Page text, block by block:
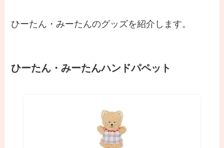
ひーたん・みーたんのグッズを紹介します。
ひーたん・みーたんハンドパペット